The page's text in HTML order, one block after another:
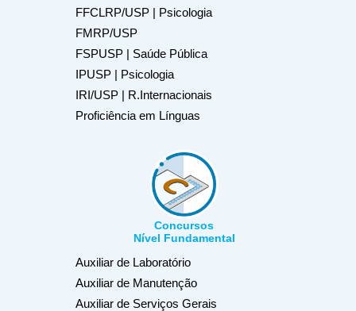
FFCLRP/USP | Psicologia
FMRP/USP
FSPUSP | Saúde Pública
IPUSP | Psicologia
IRI/USP | R.Internacionais
Proficiência em Línguas
Concursos
Nível Fundamental
Auxiliar de Laboratório
Auxiliar de Manutenção
Auxiliar de Serviços Gerais